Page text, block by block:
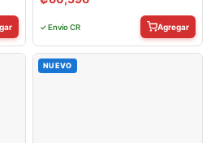
✓ Envío CR Agregar
NUEVO